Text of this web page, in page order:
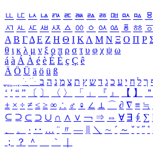
ㅥ ㅦ ㅧ ㅨ ㅩ ㅪ ㅫ ㅬ ㅭ ㅮ ㅯ ㅰ ㅱ
ㅺ ㅻ ㅼ ㅽ ㅾ ㅿ ㆀ ㆁ ㆂ ㆃ ㆄ ㆅ ㆆ
Α Β ΓΔ Ε Ζ Η Θ Ι ΚΛ Μ Ν Ξ Ο Π Ρ
θ ι κ λ μ ν ξ ο π ρ σ τ υ φ χ ψ ω
á à Á À é è É È ç Ç ê
Ä Ö Ü ä ö ü ß
ִֶֹ ֻּ ׁׂ ך ל ח י ע כ ג ד ש ץ ת צ מ נ ה ב
‘ ’ “ ” 〔 〕 〈 〉 「 」 『 』 【 】 ＂
± × ÷ ≠ ≤ ≥ ∞ ∴ ♂ ♀ ∠ ⊥ ⌒ ∂ ∇ ≡ ≒
⊆ ⊇ ⊂ ⊃ ∪ ∩ ∧ ∨ ￢ ⇒ ⇔ ∀ ∃ ∮ ∑
、
。 · ‥ … ¨ 〃 ― ＼ ∼ ´ ～ ˇ ˘ ˝ ˚
；
？ ＾ ｀